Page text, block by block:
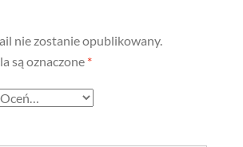
nie zostanie opublikowany.
są oznaczone *